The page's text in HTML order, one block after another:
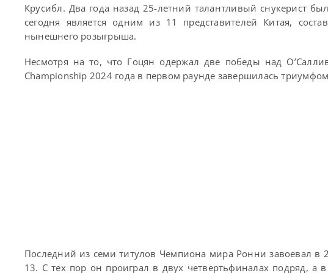
Крусибл. Два года назад 25-летний талантливый снукерист
сегодня является одним из 11 представителей Китая,
нынешнего розыгрыша.
Несмотря на то, что Гоцян одержал две победы над
Championship 2024 года в первом раунде завершилась
Последний из семи титулов Чемпиона мира Ронни завоевал в
13. С тех пор он проиграл в двух четвертьфиналах подряд,